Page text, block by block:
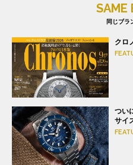
SAME
同じブラ
クロ
つい
サイ